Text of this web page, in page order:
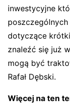
inwestycyjne
dotyczące
znaleźć się już
mogą być
Rafał Dębski.
Więcej na ten